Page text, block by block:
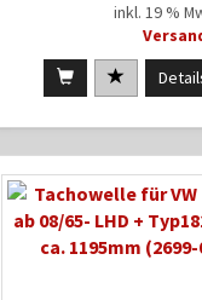
inkl. 19 %